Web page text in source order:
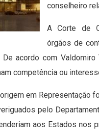
conselheiro
A Corte de
órgãos de
acordo com
competência ou
em Representação
pelo
aos Estados nos